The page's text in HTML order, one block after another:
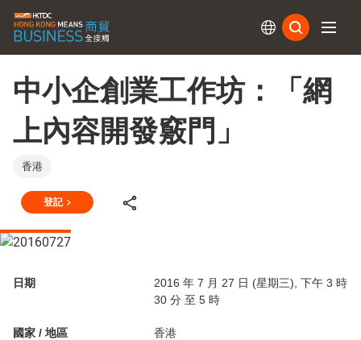
中小企創業工作坊：「網
上內容開發竅門」
香港
登記
日期
2016 年 7 月 27 日 (星期三), 下午 3 時
30 分 至 5 時
國家 / 地區 香港